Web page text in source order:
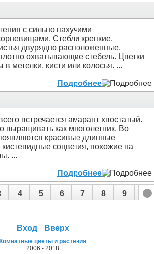
с сильно пахучими
Стебли крепкие,
двурядно расположенные,
охватывающие стебель. Цветки
метелки, кисти или колосья. ...
Подробнее
встречается амарант хвостатый.
выращивать как многолетник. Во
красивые длинные
соцветия, похожие на
...
Подробнее
4 5 6 7 8 9 10
Вход
Вверх
Комнатные цветы и растения
2006 - 2018